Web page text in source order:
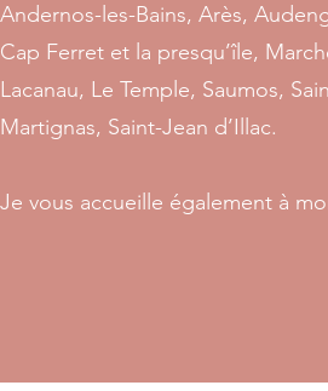
Andernos-les-Bains, Arès,
Cap Ferret et la presqu’île,
Lacanau, Le Temple, Saumos,
Martignas, Saint-Jean d’Illac.
Je vous accueille également à